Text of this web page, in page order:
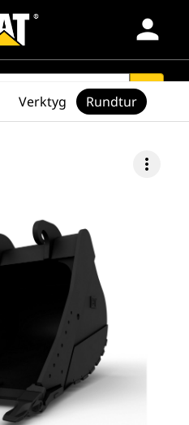
person
search
more_vert
Verktyg Rundtur